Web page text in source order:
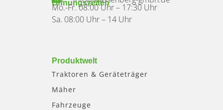
Öffnungszeiten
Mo.-Fr. 08:00 Uhr – 17:30 Uhr
Sa. 08:00 Uhr – 14 Uhr
Produktwelt
Traktoren & Geräteträger
Mäher
Fahrzeuge